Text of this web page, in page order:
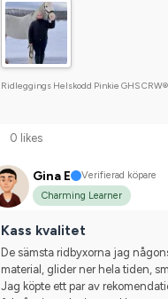
Ridleggings Helskodd Pinkie GHS CRW®
0 likes
Gina E
Verifierad köpare
Charming Learner
Kass kvalitet
De sämsta ridbyxorna jag
material, glider ner hela tiden,
Jag köpte ett par av